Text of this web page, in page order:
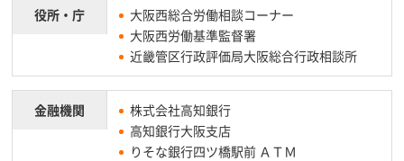
役所・庁
大阪西総合労働相談コーナー
大阪西労働基準監督署
近畿管区行政評価局大阪総合行政相談所
金融機関
株式会社高知銀行
高知銀行大阪支店
りそな銀行四ツ橋駅前 ＡＴＭ